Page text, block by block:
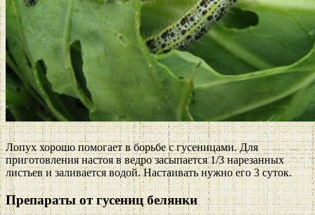
Лопух хорошо помогает в борьбе с гусеницами. Для
приготовления настоя в ведро засыпается 1/3 нарезанных
листьев и заливается водой. Настаивать нужно его 3 суток.
Препараты от гусениц белянки